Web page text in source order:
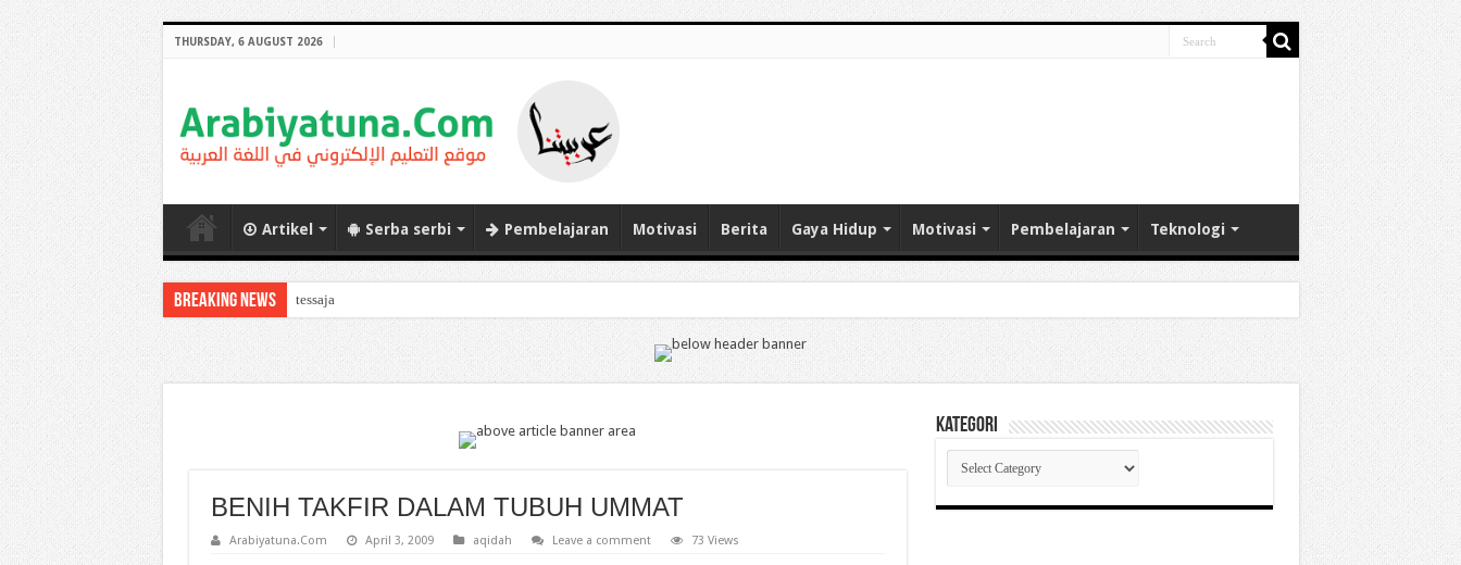
THURSDAY, 6 AUGUST 2026
Artikel Serba serbi Pembelajaran Motivasi Berita Gaya Hidup Motivasi Pembelajaran Teknologi
Breaking News Arabic Thematic Immersiv
BENIH TAKFIR DALAM TUBUH UMMAT
Arabiyatuna.Com April 3, 2009 aqidah Leave a comment 73 Views
Kategori
Kategori